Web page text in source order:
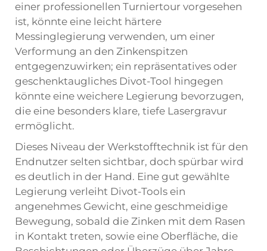
einer professionellen Turniertour vorgesehen
ist, könnte eine leicht härtere
Messinglegierung verwenden, um einer
Verformung an den Zinkenspitzen
entgegenzuwirken; ein repräsentatives oder
geschenktaugliches Divot-Tool hingegen
könnte eine weichere Legierung bevorzugen,
die eine besonders klare, tiefe Lasergravur
ermöglicht.
Dieses Niveau der Werkstofftechnik ist für den
Endnutzer selten sichtbar, doch spürbar wird
es deutlich in der Hand. Eine gut gewählte
Legierung verleiht Divot-Tools ein
angenehmes Gewicht, eine geschmeidige
Bewegung, sobald die Zinken mit dem Rasen
in Kontakt treten, sowie eine Oberfläche, die